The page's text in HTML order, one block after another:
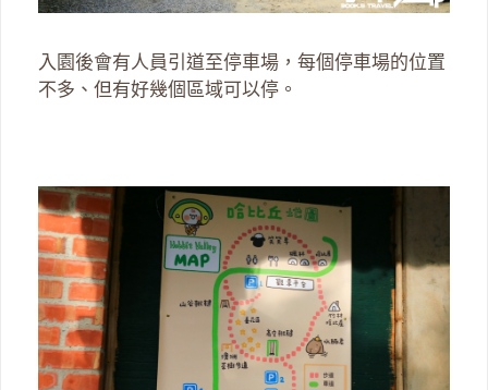
入園後會有人員引道至停車場，每個停車場的位置
不多、但有好幾個區域可以停。